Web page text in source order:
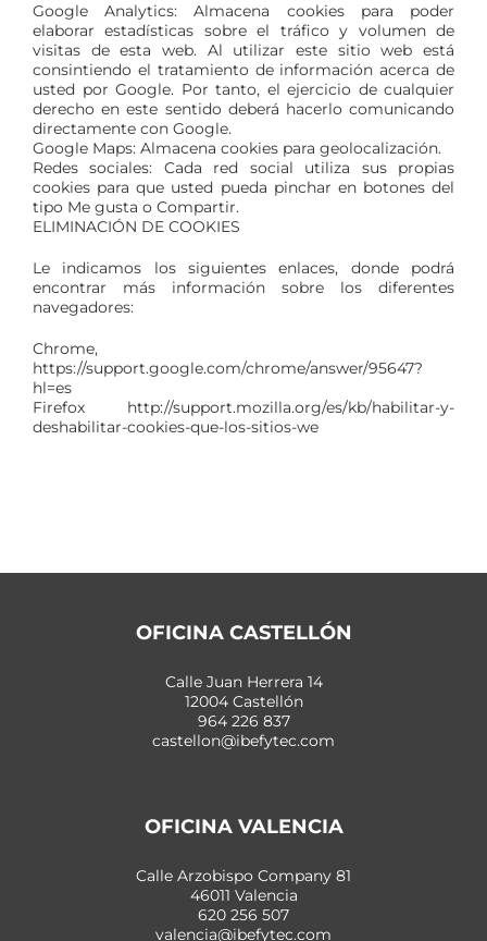
Google Analytics: Almacena cookies para poder
elaborar estadísticas sobre el tráfico y volumen de
visitas de esta web. Al utilizar este sitio web está
consintiendo el tratamiento de información acerca de
usted por Google. Por tanto, el ejercicio de cualquier
derecho en este sentido deberá hacerlo comunicando
directamente con Google.
Google Maps: Almacena cookies para geolocalización.
Redes sociales: Cada red social utiliza sus propias
cookies para que usted pueda pinchar en botones del
tipo Me gusta o Compartir.
ELIMINACIÓN DE COOKIES
Le indicamos los siguientes enlaces, donde podrá
encontrar más información sobre los diferentes
navegadores:
Chrome,
https://support.google.com/chrome/answer/95647?
hl=es
Firefox http://support.mozilla.org/es/kb/habilitar-y-
deshabilitar-cookies-que-los-sitios-we
OFICINA CASTELLÓN
Calle Juan Herrera 14
12004 Castellón
964 226 837
castellon@ibefytec.com
OFICINA VALENCIA
Calle Arzobispo Company 81
46011 Valencia
620 256 507
valencia@ibefytec.com